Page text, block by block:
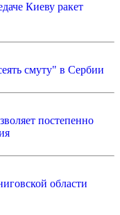
Киеву ракет
смуту" в Сербии
постепенно
области